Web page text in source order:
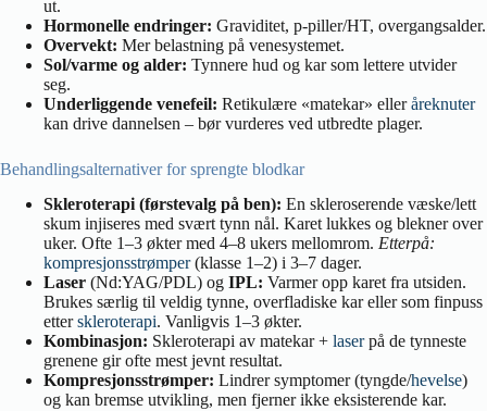
ut.
Hormonelle endringer: Graviditet, p-piller/HT, overgangsalder.
Overvekt: Mer belastning på venesystemet.
Sol/varme og alder: Tynnere hud og kar som lettere utvider
seg.
Underliggende venefeil: Retikulære «matekar» elleråreknuter
kan drive dannelsen – bør vurderes ved utbredte plager.
Behandlingsalternativer for sprengte blodkar
Skleroterapi (førstevalg på ben): En skleroserende væske/lett
skum injiseres med svært tynn nål. Karet lukkes og blekner over
uker. Ofte 1–3 økter med 4–8 ukers mellomrom. Etterpå:
kompresjonsstrømper(klasse 1–2) i 3–7 dager.
Laser (Nd:YAG/PDL) og IPL: Varmer opp karet fra utsiden.
Brukes særlig til veldig tynne, overfladiske kar eller som finpuss
etterskleroterapi. Vanligvis 1–3 økter.
Kombinasjon: Skleroterapi av matekar + laserpå de tynneste
grenene gir ofte mest jevnt resultat.
Kompresjonsstrømper: Lindrer symptomer (tyngde/hevelse)
og kan bremse utvikling, men fjerner ikke eksisterende kar.